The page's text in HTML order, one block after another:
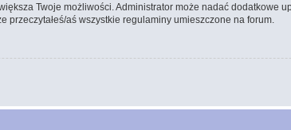
Twoje możliwości. Administrator może nadać dodatkowe
aś wszystkie regulaminy umieszczone na forum.